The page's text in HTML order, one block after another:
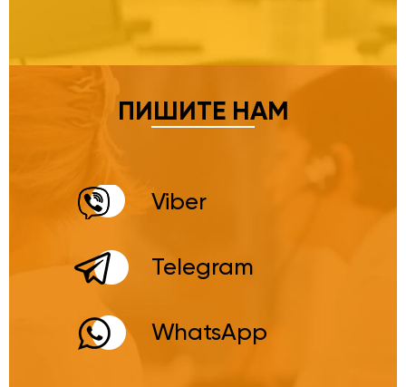
ПИШИТЕ НАМ
Viber
Telegram
WhatsApp